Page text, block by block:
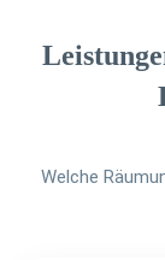
Welche